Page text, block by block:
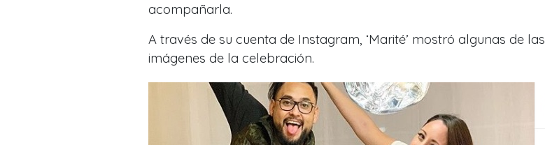
acompañarla.
A través de su cuenta de Instagram, ‘Marité’ mostró algunas de las
imágenes de la celebración.